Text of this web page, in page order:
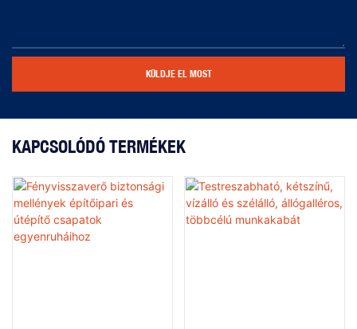
KÜLDJE EL MOST
KAPCSOLÓDÓ TERMÉKEK